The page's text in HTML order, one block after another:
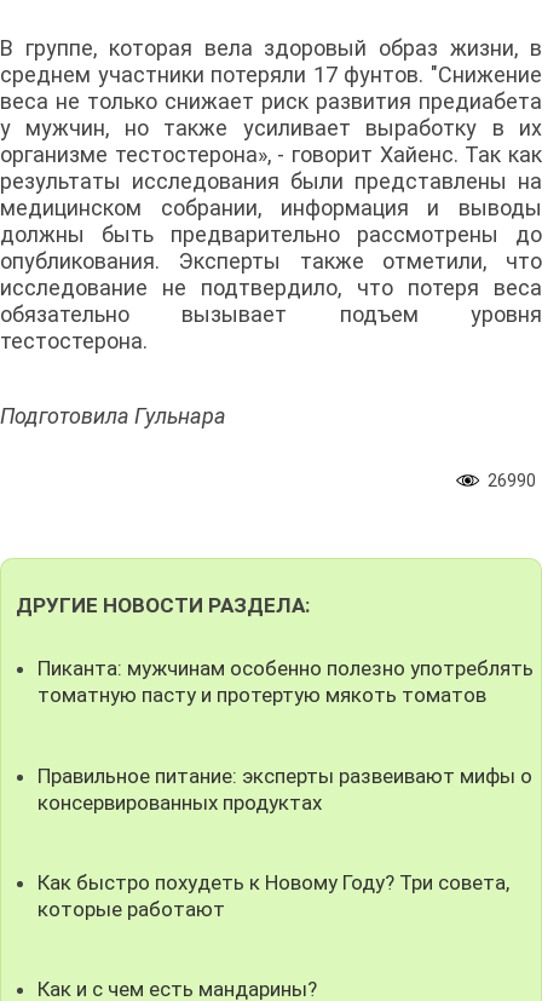
В группе, которая вела здоровый образ жизни, в
среднем участники потеряли 17 фунтов. "Снижение
веса не только снижает риск развития предиабета
у мужчин, но также усиливает выработку в их
организме тестостерона», - говорит Хайенс. Так как
результаты исследования были представлены на
медицинском собрании, информация и выводы
должны быть предварительно рассмотрены до
опубликования. Эксперты также отметили, что
исследование не подтвердило, что потеря веса
обязательно вызывает подъем уровня
тестостерона.
Подготовила Гульнара
26990
ДРУГИЕ НОВОСТИ РАЗДЕЛА:
Пиканта: мужчинам особенно полезно употреблять
томатную пасту и протертую мякоть томатов
Правильное питание: эксперты развеивают мифы о
консервированных продуктах
Как быстро похудеть к Новому Году? Три совета,
которые работают
Как и с чем есть мандарины?